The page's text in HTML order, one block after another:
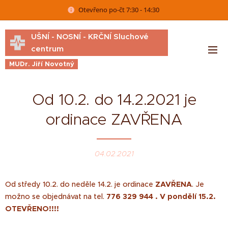
Otevřeno po-čt 7:30 - 14:30
UŠNÍ - NOSNÍ - KRČNÍ Sluchové
centrum
MUDr. Jiří Novotný
Od 10.2. do 14.2.2021 je
ordinace ZAVŘENA
04.02.2021
Od středy 10.2. do neděle 14.2. je ordinace ZAVŘENA. Je
možno se objednávat na tel. 776 329 944 . V pondělí 15.2.
OTEVŘENO!!!!